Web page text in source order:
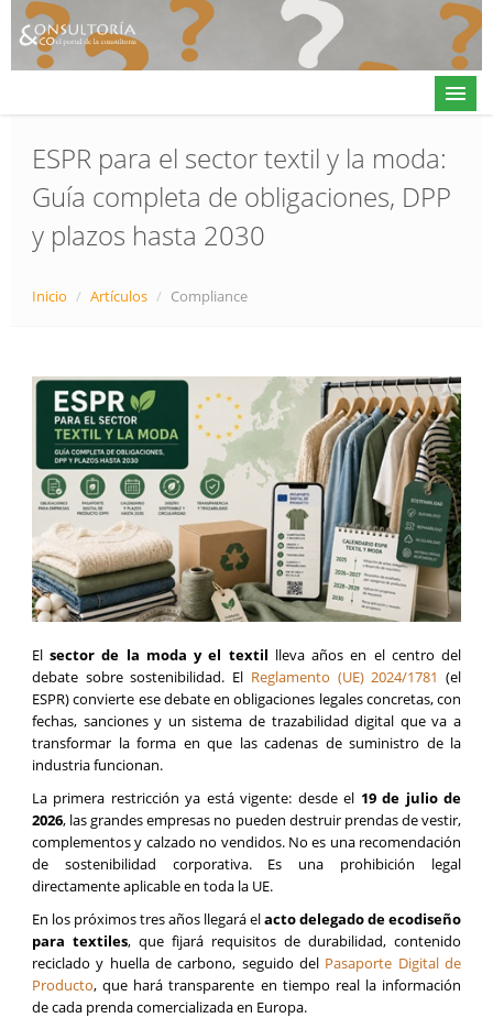
Actualidad
Directorio
Alta en directorio / Log in
ESPR para el sector textil y la moda:
Guía completa de obligaciones, DPP
y plazos hasta 2030
Inicio / Artículos / Compliance
Elsector de la moda y el textil lleva años en el centro del
debate sobre sostenibilidad. El Reglamento (UE) 2024/1781 (el
ESPR) convierte ese debate en obligaciones legales concretas, con
fechas, sanciones y un sistema de trazabilidad digital que va a
transformar la forma en que las cadenas de suministro de la
industria funcionan.
La primera restricción ya está vigente: desde el 19 de julio de
2026, las grandes empresas no pueden destruir prendas de vestir,
complementos y calzado no vendidos. No es una recomendación
de sostenibilidad corporativa. Es una prohibición legal
directamente aplicable en toda la UE.
En los próximos tres años llegará elacto delegado de ecodiseño
para textiles, que fijará requisitos de durabilidad, contenido
reciclado y huella de carbono, seguido del Pasaporte Digital de
Producto, que hará transparente en tiempo real la información
de cada prenda comercializada en Europa.